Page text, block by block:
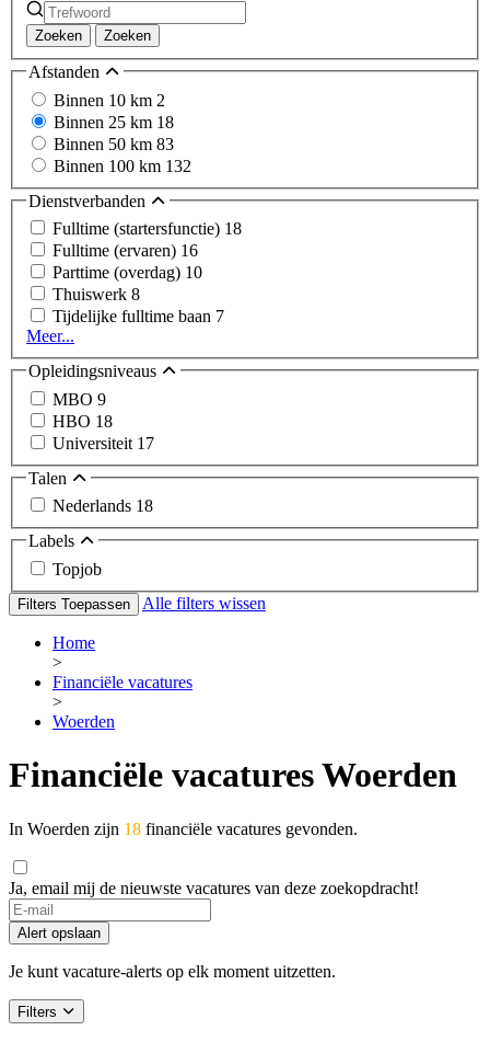
Zoeken Zoeken
Afstanden
Binnen 10 km 2
Binnen 25 km 18
Binnen 50 km 83
Binnen 100 km 132
Dienstverbanden
Fulltime (startersfunctie) 18
Fulltime (ervaren) 16
Parttime (overdag) 10
Thuiswerk 8
Tijdelijke fulltime baan 7
Meer...
Opleidingsniveaus
MBO 9
HBO 18
Universiteit 17
Talen
Nederlands 18
Labels
Topjob
Filters Toepassen Alle filters wissen
Home
>
Financiële vacatures
>
Woerden
Financiële vacatures Woerden
In Woerden zijn 18 financiële vacatures gevonden.
Ja, email mij de nieuwste vacatures van deze zoekopdracht!
Alert opslaan
Je kunt vacature-alerts op elk moment uitzetten.
Filters